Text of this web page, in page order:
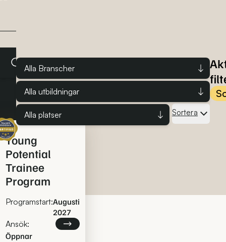
Alla Branscher
Alla utbildningar
Alla platser Sortera
traineeprogram
Young
Potential
Trainee
Program
Programstart:Augusti
2027
Ansök:
Öppnar
Läs mer om Young Potential Trainee Program